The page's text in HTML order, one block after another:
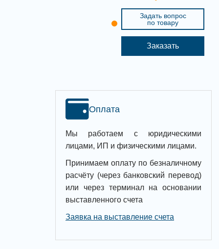
Задать вопрос
по товару
Заказать
Оплата
Мы работаем с юридическими
лицами, ИП и физическими лицами.
Принимаем оплату по безналичному
расчёту (через банковский перевод)
или через терминал на основании
выставленного счета
Заявка на выставление счета